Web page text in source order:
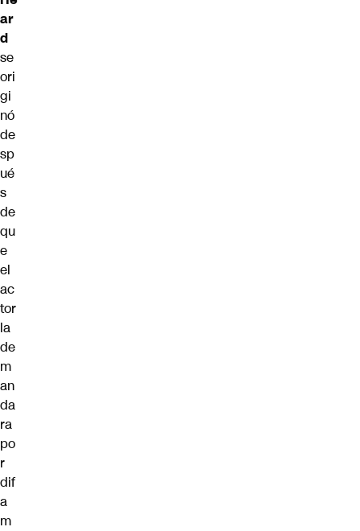
ar
d
se
ori
gi
nó
de
sp
ué
s
de
qu
e
el
ac
tor
la
de
m
an
da
ra
po
r
dif
a
m